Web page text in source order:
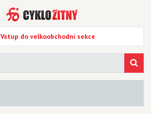
Vstup do velkoobchodní sekce